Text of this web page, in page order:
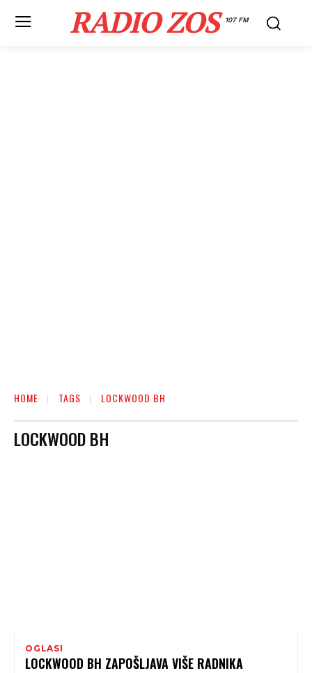
RADIO ZOS 107 FM
HOME TAGS LOCKWOOD BH
LOCKWOOD BH
OGLASI
LOCKWOOD BH ZAPOŠLJAVA VIŠE RADNIKA